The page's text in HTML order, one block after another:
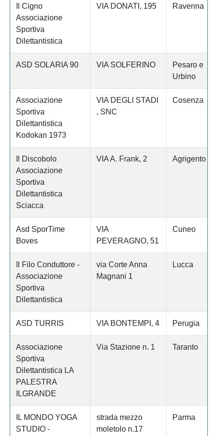
Il Cigno
Associazione
Sportiva
Dilettantistica
VIA DONATI, 195 Ravenna
ASD SOLARIA 90 VIA SOLFERINO
Pesaro e
Urbino
Associazione
Sportiva
Dilettantistica
Kodokan 1973
VIA DEGLI STADI
, SNC
Cosenza
Il Discobolo
Associazione
Sportiva
Dilettantistica
Sciacca
VIA A. Frank, 2 Agrigento
Asd SporTime
Boves
VIA
PEVERAGNO, 51
Cuneo
Il Filo Conduttore -
Associazione
Sportiva
Dilettantistica
via Corte Anna
Magnani 1
Lucca
ASD TURRIS VIA BONTEMPI, 4 Perugia
Associazione
Sportiva
Dilettantistica LA
PALESTRA
ILGRANDE
Via Stazione n. 1 Taranto
IL MONDO YOGA
STUDIO -
strada mezzo
moletolo n.17
Parma